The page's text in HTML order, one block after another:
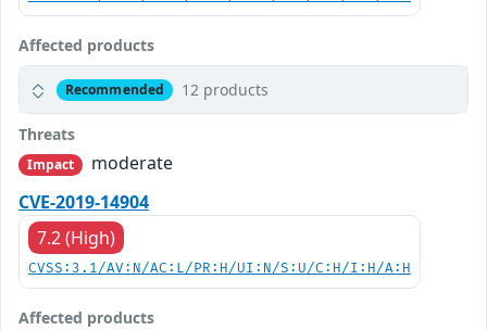
Affected products
Recommended 12 products
Threats
Impact
moderate
CVE-2019-14904
7.2 (High)
CVSS:3.1/AV:N/AC:L/PR:H/UI:N/S:U/C:H/I:H/A:H
Affected products